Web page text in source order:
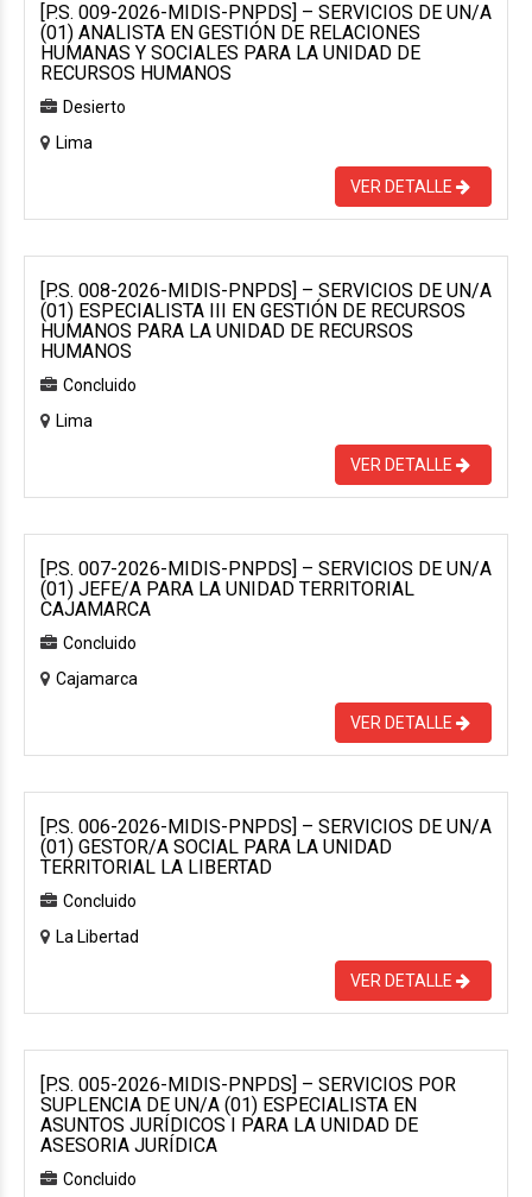
[P.S. 009-2026-MIDIS-PNPDS] – SERVICIOS DE UN/A
(01) ANALISTA EN GESTIÓN DE RELACIONES
HUMANAS Y SOCIALES PARA LA UNIDAD DE
RECURSOS HUMANOS
Desierto
Lima
VER DETALLE
[P.S. 008-2026-MIDIS-PNPDS] – SERVICIOS DE UN/A
(01) ESPECIALISTA III EN GESTIÓN DE RECURSOS
HUMANOS PARA LA UNIDAD DE RECURSOS
HUMANOS
Concluido
Lima
VER DETALLE
[P.S. 007-2026-MIDIS-PNPDS] – SERVICIOS DE UN/A
(01) JEFE/A PARA LA UNIDAD TERRITORIAL
CAJAMARCA
Concluido
Cajamarca
VER DETALLE
[P.S. 006-2026-MIDIS-PNPDS] – SERVICIOS DE UN/A
(01) GESTOR/A SOCIAL PARA LA UNIDAD
TERRITORIAL LA LIBERTAD
Concluido
La Libertad
VER DETALLE
[P.S. 005-2026-MIDIS-PNPDS] – SERVICIOS POR
SUPLENCIA DE UN/A (01) ESPECIALISTA EN
ASUNTOS JURÍDICOS I PARA LA UNIDAD DE
ASESORIA JURÍDICA
Concluido